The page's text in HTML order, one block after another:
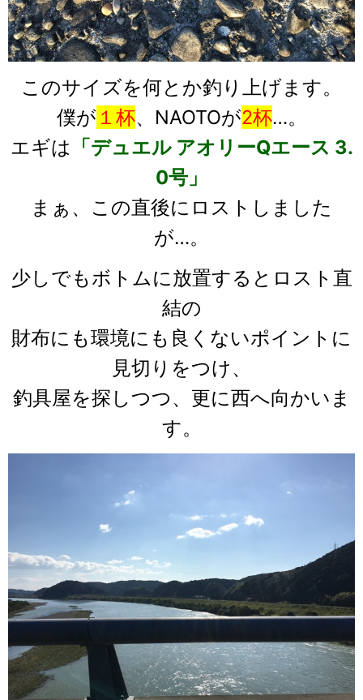
このサイズを何とか釣り上げます。
僕が１杯、NAOTOが2杯…。
エギは 「デュエル アオリーQエース 3.
0号」
まぁ、この直後にロストしました
が…。
少しでもボトムに放置するとロスト直
結の
財布にも環境にも良くないポイントに
見切りをつけ、
釣具屋を探しつつ、更に西へ向かいま
す。